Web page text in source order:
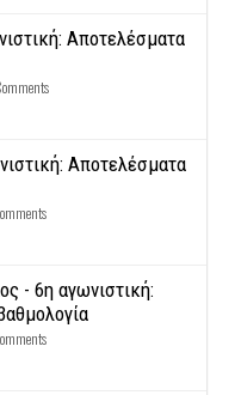
Αποτελέσματα
Αποτελέσματα
- 6η αγωνιστική: